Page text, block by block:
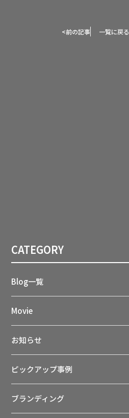
<前の記事 一覧に戻る
CATEGORY
Blog一覧
Movie
お知らせ
ピックアップ事例
ブランディング